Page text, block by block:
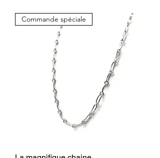
Commande spéciale